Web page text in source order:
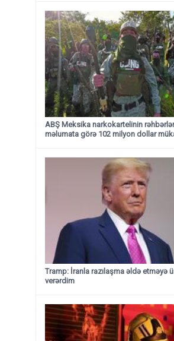
ABŞ Meksika narkokartelinin
məlumata görə 102 milyon dollar
Tramp: İranla razılaşma əldə etməyə
verərdim